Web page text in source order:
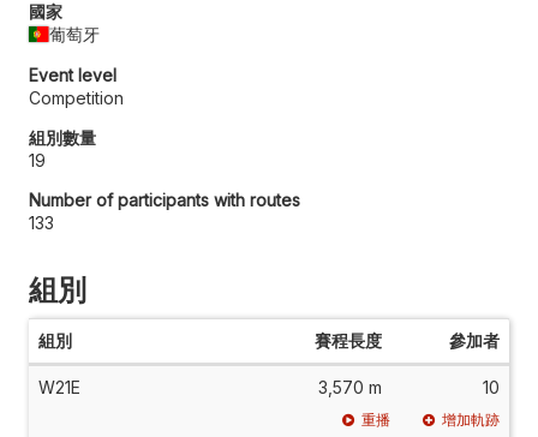
國家
葡萄牙
Event level
Competition
組別數量
19
Number of participants with routes
133
組別
組別 賽程長度 參加者
W21E 3,570 m 10
重播 增加軌跡